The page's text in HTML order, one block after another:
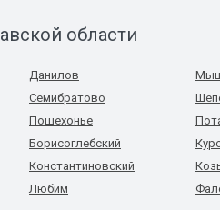
области
Данилов
Семибратово
Пошехонье
Борисоглебский
Константиновский
Любим